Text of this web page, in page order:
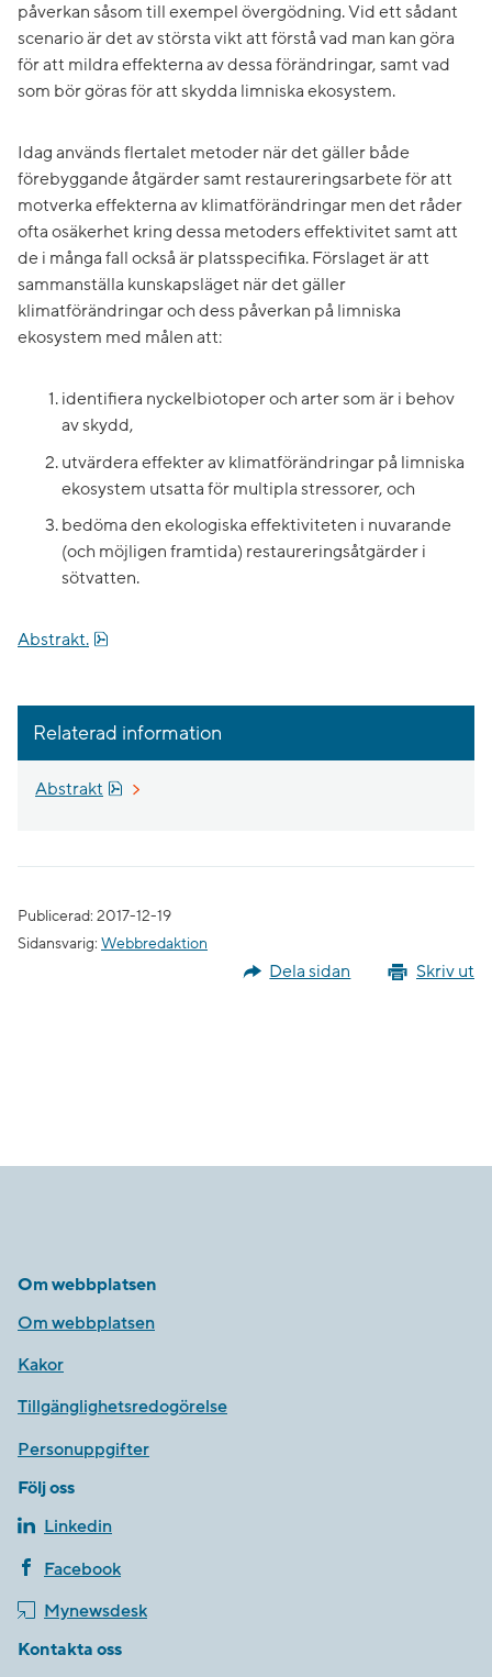
påverkan såsom till exempel övergödning. Vid ett sådant
scenario är det av största vikt att förstå vad man kan göra
för att mildra effekterna av dessa förändringar, samt vad
som bör göras för att skydda limniska ekosystem.
Idag används flertalet metoder när det gäller både
förebyggande åtgärder samt restaureringsarbete för att
motverka effekterna av klimatförändringar men det råder
ofta osäkerhet kring dessa metoders effektivitet samt att
de i många fall också är platsspecifika. Förslaget är att
sammanställa kunskapsläget när det gäller
klimatförändringar och dess påverkan på limniska
ekosystem med målen att:
identifiera nyckelbiotoper och arter som är i behov
av skydd,
utvärdera effekter av klimatförändringar på limniska
ekosystem utsatta för multipla stressorer, och
bedöma den ekologiska effektiviteten i nuvarande
(och möjligen framtida) restaureringsåtgärder i
sötvatten.
Abstrakt.
Relaterad information
Abstrakt Pdf, 617.7 kB, öppnas i nytt fönster.
Publicerad: 2017-12-19
Sidansvarig: Webbredaktion
Skriv ut
Dela sidan
Om webbplatsen
Om webbplatsen
Kakor
Tillgänglighetsredogörelse
Personuppgifter
Följ oss
Linkedin
Facebook
Mynewsdesk
Kontakta oss